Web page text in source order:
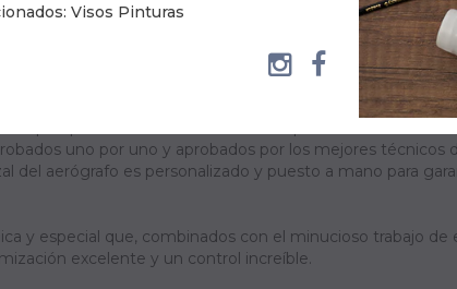
que quieren un Control realmente preciso sobre su
uno por uno y aprobados por los mejores
del aerógrafo es personalizado y puesto a mano para
y especial que, combinados con el minucioso trabajo
excelente y un control increíble.
Visos Pinturas